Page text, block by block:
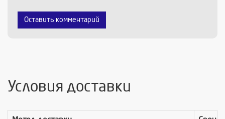
Оставить комментарий
Условия доставки